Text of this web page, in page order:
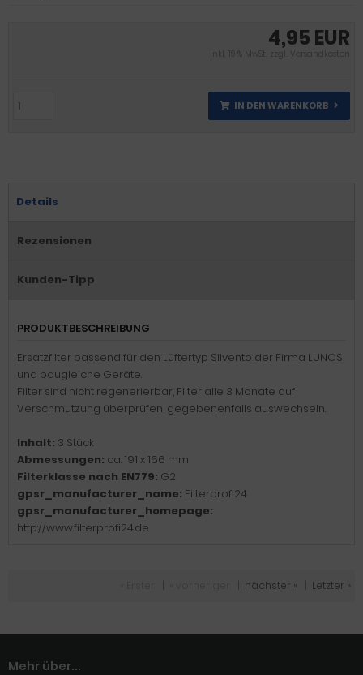
4,95 EUR
inkl. 19 % MwSt. zzgl. Versandkosten
IN DEN WARENKORB
Details
Rezensionen
Kunden-Tipp
PRODUKTBESCHREIBUNG
Ersatzfilter passend für den Lüftertyp Silvento der Firma LUNOS
und baugleiche Geräte.
Filter sind nicht regenerierbar, Filter alle 3 Monate auf
Verschmutzung überprüfen, gegebenenfalls auswechseln.
Inhalt: 3 Stück
Abmessungen: ca. 191 x 166 mm
Filterklasse nach EN779: G2
gpsr_manufacturer_name: Filterprofi24
gpsr_manufacturer_homepage:
http://www.filterprofi24.de
nächster » Letzter »
Mehr über...